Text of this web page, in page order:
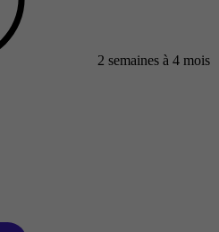
2 semaines à 4 mois